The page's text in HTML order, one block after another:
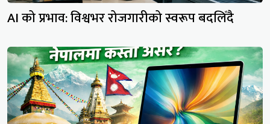
AI को प्रभाव: विश्वभर रोजगारीको स्वरूप बदलिँदै